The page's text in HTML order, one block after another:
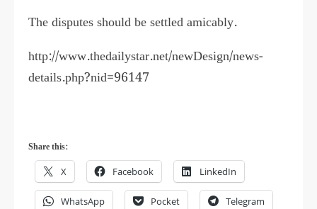
The disputes should be settled amicably.
http://www.thedailystar.net/newDesign/news-
details.php?nid=96147
Share this:
X Facebook LinkedIn
WhatsApp Pocket Telegram